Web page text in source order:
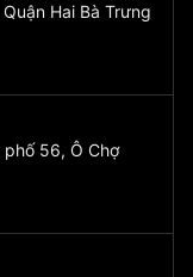
Hai Bà Trưng
phố 56, Ô Chợ